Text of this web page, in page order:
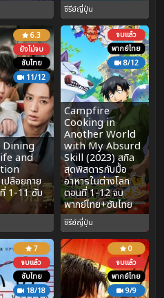
ซีรีย์ญี่ปุ่น
6.3
ยังไม่จบ
ซับไทย
11/12
Dining
and
ปลือยกาย
1-11 ซับ
จบแล้ว
พากย์ไทย
8/12
Campfire
Cooking in
Another World
with My Absurd
Skill (2023) สกิล
สุดพิสดารกับมื้อ
อาหารในต่างโลก
ตอนที่ 1-12 จบ
พากย์ไทย+ซับไทย
ซีรีย์ญี่ปุ่น
7
จบแล้ว
ซับไทย
18/18
0
จบแล้ว
พากย์ไทย
9/9